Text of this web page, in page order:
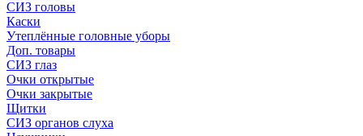
СИЗ головы
Каски
Утеплённые головные уборы
Доп. товары
СИЗ глаз
Очки открытые
Очки закрытые
Щитки
СИЗ органов слуха